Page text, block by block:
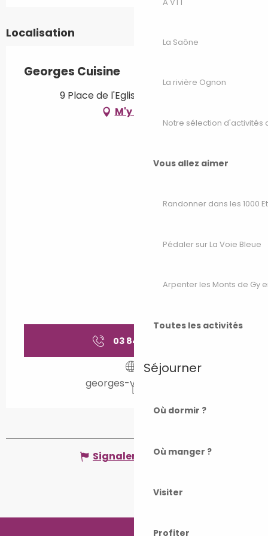
La Saône
La rivière Ognon
Notre sélection d'activités
Vous allez aimer
Randonner dans les 1000
Pédaler sur La Voie Bleue
Arpenter les Monts de Gy
Toutes les activités
Séjourner
Où dormir ?
Où manger ?
Visiter
Profiter
Localisation
Georges Cuisine
9 Place de l'Eglise, 70000 Vesoul
M'y rendre
03 84 75 61
georges-vesoul.com
Signaler une erreur